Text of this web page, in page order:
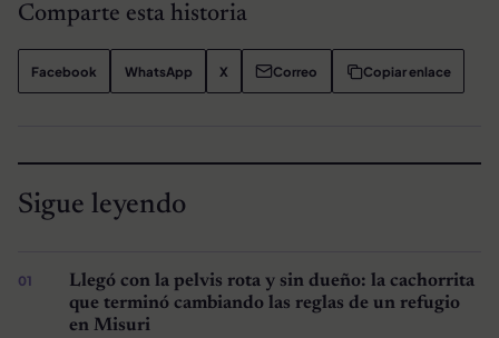
Comparte esta historia
Facebook WhatsApp X Correo Copiar enlace
Sigue leyendo
Llegó con la pelvis rota y sin dueño: la cachorrita
que terminó cambiando las reglas de un refugio
en Misuri